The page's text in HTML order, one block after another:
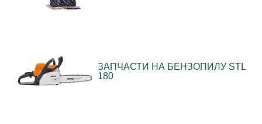
ЗАПЧАСТИ НА БЕНЗОПИЛУ STL
180